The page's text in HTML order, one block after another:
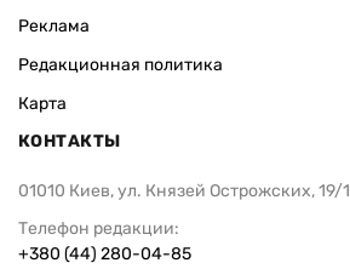
Реклама
Редакционная политика
Карта
КОНТАКТЫ
01010 Киев, ул. Князей Острожских, 19/1
Телефон редакции:
+380 (44) 280-04-85